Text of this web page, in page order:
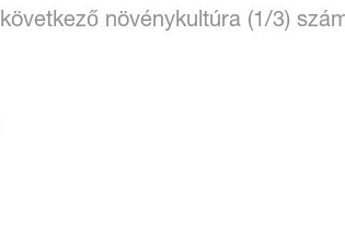
növénykultúra (1/3)